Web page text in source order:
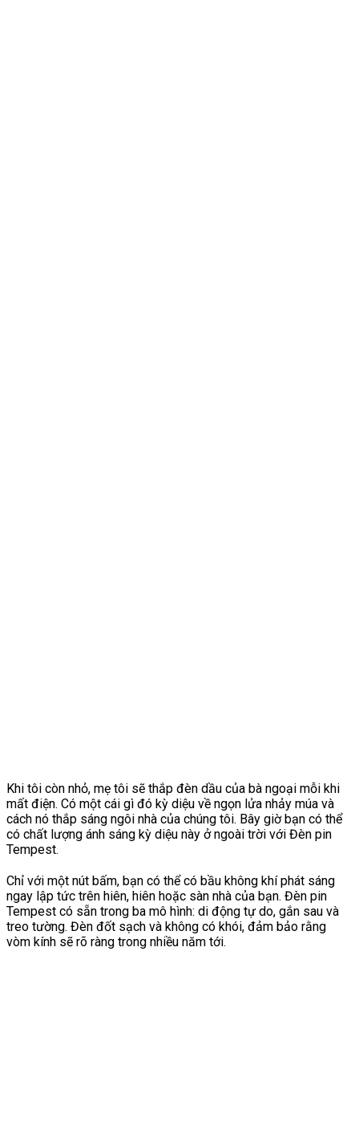
Khi tôi còn nhỏ, mẹ tôi sẽ thắp đèn dầu của bà ngoại mỗi khi
mất điện. Có một cái gì đó kỳ diệu về ngọn lửa nhảy múa và
cách nó thắp sáng ngôi nhà của chúng tôi. Bây giờ bạn có thể
có chất lượng ánh sáng kỳ diệu này ở ngoài trời với Đèn pin
Tempest.
Chỉ với một nút bấm, bạn có thể có bầu không khí phát sáng
ngay lập tức trên hiên, hiên hoặc sàn nhà của bạn. Đèn pin
Tempest có sẵn trong ba mô hình: di động tự do, gắn sau và
treo tường. Đèn đốt sạch và không có khói, đảm bảo rằng
vòm kính sẽ rõ ràng trong nhiều năm tới.